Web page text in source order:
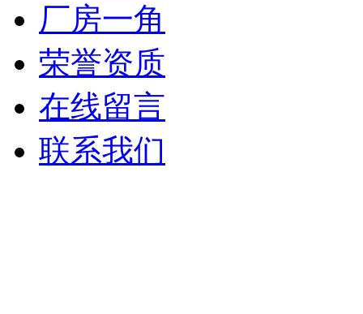
厂房一角
荣誉资质
在线留言
联系我们